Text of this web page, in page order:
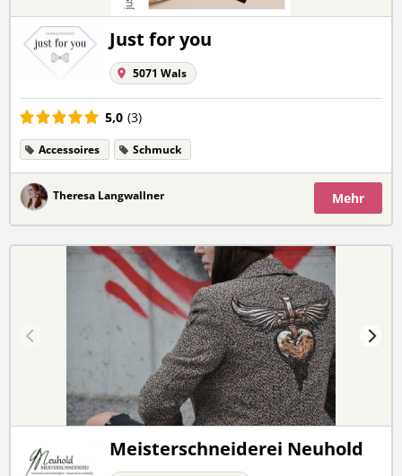
Just for you
5071 Wals
5,0 (3)
Accessoires Schmuck
Theresa Langwallner Mehr
Meisterschneiderei Neuhold